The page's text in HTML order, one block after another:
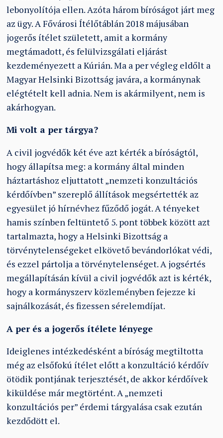
lebonyolítója ellen. Azóta három bíróságot járt meg
az ügy. A Fővárosi Ítélőtáblán 2018 májusában
jogerős ítélet született, amit a kormány
megtámadott, és felülvizsgálati eljárást
kezdeményezett a Kúrián. Ma a per végleg eldőlt a
Magyar Helsinki Bizottság javára, a kormánynak
elégtételt kell adnia. Nem is akármilyent, nem is
akárhogyan.
Mi volt a per tárgya?
A civil jogvédők két éve azt kérték a bíróságtól,
hogy állapítsa meg: a kormány által minden
háztartáshoz eljuttatott „nemzeti konzultációs
kérdőívben” szereplő állítások megsértették az
egyesület jó hírnévhez fűződő jogát. A tényeket
hamis színben feltüntető 5. pont többek között azt
tartalmazta, hogy a Helsinki Bizottság a
törvénytelenségeket elkövető bevándorlókat védi,
és ezzel pártolja a törvénytelenséget. A jogsértés
megállapításán kívül a civil jogvédők azt is kérték,
hogy a kormányszerv közleményben fejezze ki
sajnálkozását, és fizessen sérelemdíjat.
A per és a jogerős ítélete lényege
Ideiglenes intézkedésként a bíróság megtiltotta
még az elsőfokú ítélet előtt a konzultáció kérdőív
ötödik pontjának terjesztését, de akkor kérdőívek
kiküldése már megtörtént. A „nemzeti
konzultációs per” érdemi tárgyalása csak ezután
kezdődött el.